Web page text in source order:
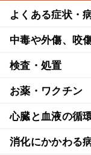
よくある症状・
中毒や外傷、咬
検査・処置
お薬・ワクチン
心臓と血液の循
消化にかかわる